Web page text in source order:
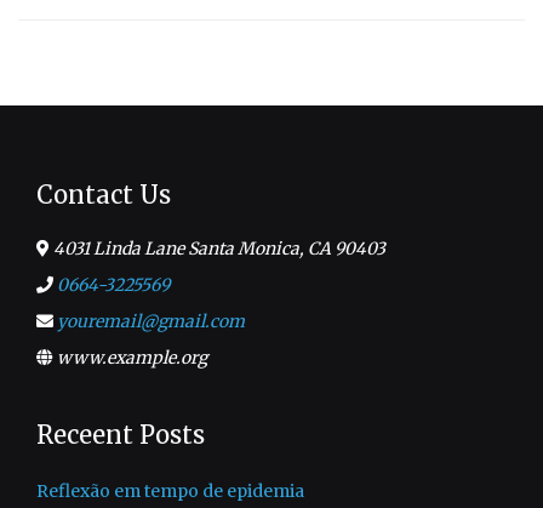
Contact Us
4031 Linda Lane Santa Monica, CA 90403
0664-3225569
youremail@gmail.com
www.example.org
Receent Posts
Reflexão em tempo de epidemia